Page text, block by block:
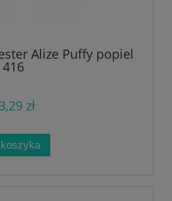
Alize Puffy popiel
416
zł